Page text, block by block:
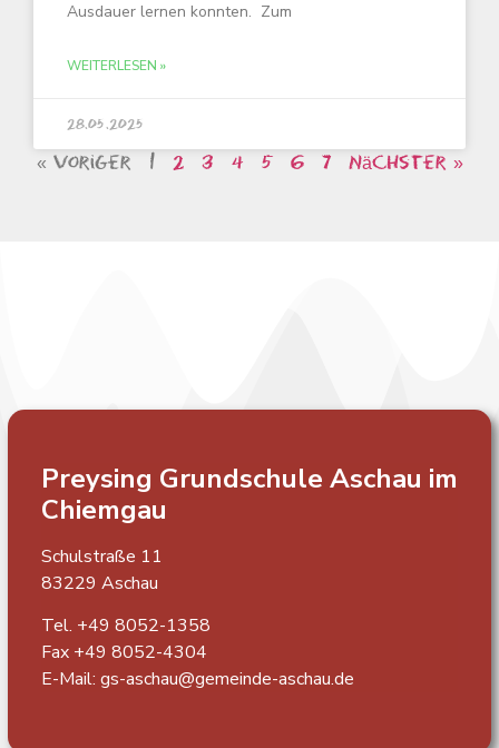
Ausdauer lernen konnten. Zum
WEITERLESEN »
28.05.2025
« Voriger 1 2 3 4 5 6 7 Nächster »
Preysing Grundschule Aschau im
Chiemgau
Schulstraße 11
83229 Aschau
Tel. +49 8052-1358
Fax +49 8052-4304
E-Mail: gs-aschau@gemeinde-aschau.de